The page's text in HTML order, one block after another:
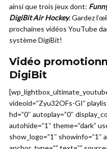
ainsi que trois jeux dont:
DigiBit Air Hockey. Gardez
prochaines vidéos YouTube
système DigiBit!
Vidéo
DigiBit
videoid=”Zyu32OFs-GI”
hd=”0″ autoplay=”0″
autohide=”1″ theme=”dark”
show_logo=”1″ showinfo=”1″